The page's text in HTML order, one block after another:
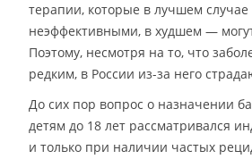
терапии, которые в лучшем
неэффективными, в худшем —
Поэтому, несмотря на то, что
редким, в России из-за него
До сих пор вопрос о назначении
детям до 18 лет рассматривался
и только при наличии частых